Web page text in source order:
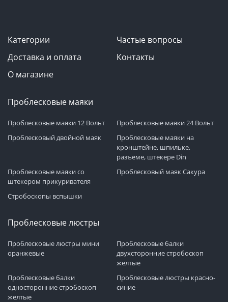
Категории
Частые вопросы
Доставка и оплата
Контакты
О магазине
Проблесковые маяки
Проблесковые маяки 12 Вольт
Проблесковые маяки 24 Вольт
Проблесковый двойной маяк
Проблесковые маяки на
кронштейне, шпильке,
разъеме, штекере Din
Проблесковые маяки со
штекером прикуривателя
Проблесковый маяк Сакура
Стробоскопы вспышки
Проблесковые люстры
Проблесковые люстры мини
оранжевые
Проблесковые балки
двухсторонние стробоскоп
желтые
Проблесковые балки
односторонние стробоскоп
желтые
Проблесковые люстры красно-
синие